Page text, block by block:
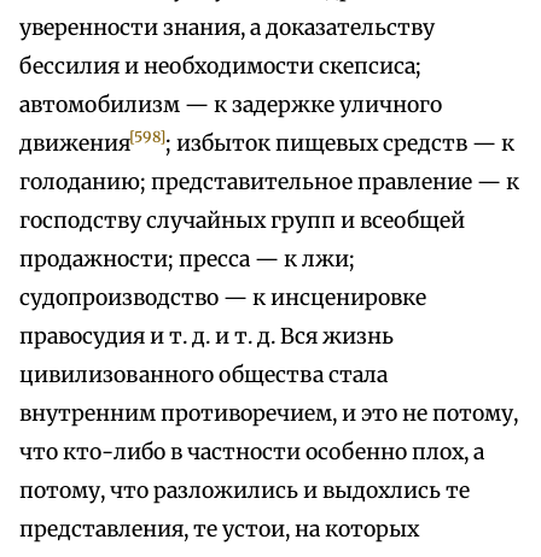
уверенности знания, а доказательству
бессилия и необходимости скепсиса;
автомобилизм — к задержке уличного
движения[598]; избыток пищевых средств — к
голоданию; представительное правление — к
господству случайных групп и всеобщей
продажности; пресса — к лжи;
судопроизводство — к инсценировке
правосудия и т. д. и т. д. Вся жизнь
цивилизованного общества стала
внутренним противоречием, и это не потому,
что кто-либо в частности особенно плох, а
потому, что разложились и выдохлись те
представления, те устои, на которых